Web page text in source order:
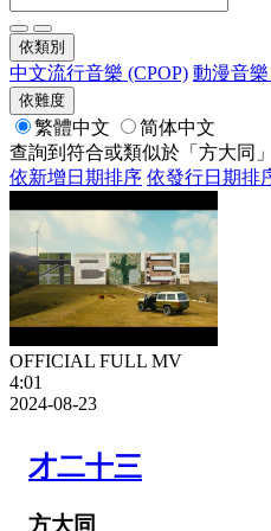
依類別
中文流行音樂 (CPOP) 動漫音
依難度
繁體中文
简体中文
查詢到符合或類似於「方大同
依新增日期排序 依發行日期排
OFFICIAL FULL MV
4:01
2024-08-23
才二十三
方大同